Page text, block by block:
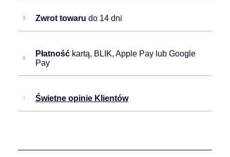
Zwrot towaru do 14 dni
Płatność kartą, BLIK, Apple Pay lub Google
Pay
Świetne opinie Klientów